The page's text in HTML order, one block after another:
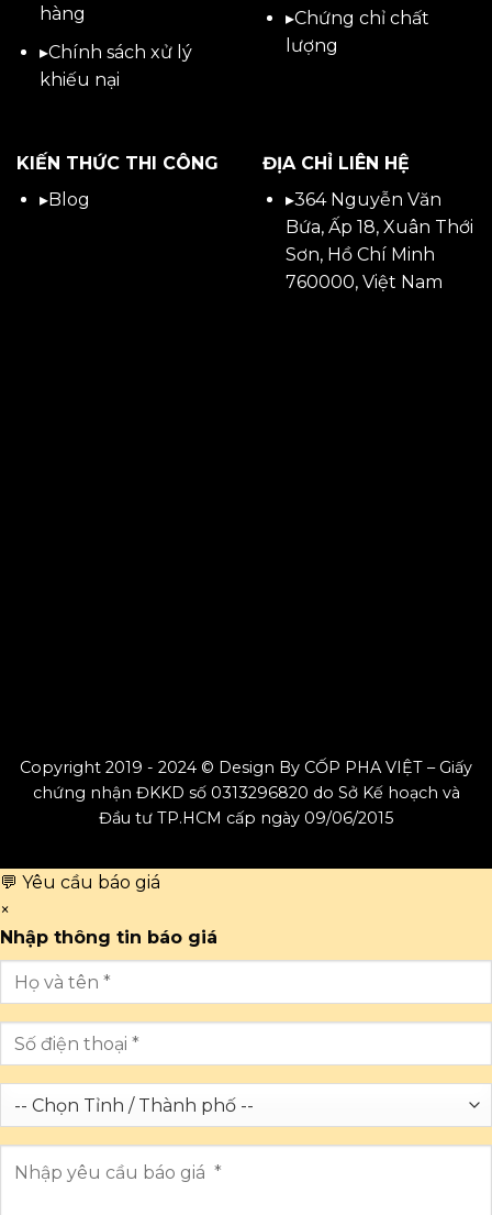
hàng
▸Chính sách xử lý
khiếu nại
▸Chứng chỉ chất
lượng
KIẾN THỨC THI CÔNG
▸Blog
ĐỊA CHỈ LIÊN HỆ
▸364 Nguyễn Văn
Bứa, Ấp 18, Xuân Thới
Sơn, Hồ Chí Minh
760000, Việt Nam
Copyright 2019 - 2024 © Design By CỐP PHA VIỆT – Giấy
chứng nhận ĐKKD số 0313296820 do Sở Kế hoạch và
Đầu tư TP.HCM cấp ngày 09/06/2015
💬 Yêu cầu báo giá
×
Nhập thông tin báo giá